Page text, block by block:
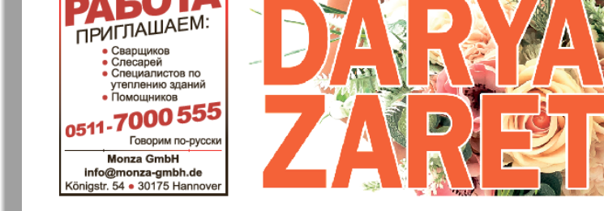
Германия плюс Диалог Дом и семья
Еврейская газета
Еврейская
панорама
Европа экспресс
Закон и люди
Зарубежные
записки
Здоровье